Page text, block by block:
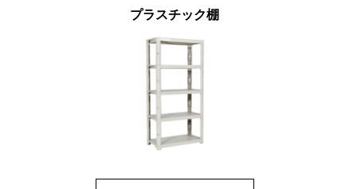
プラスチック棚